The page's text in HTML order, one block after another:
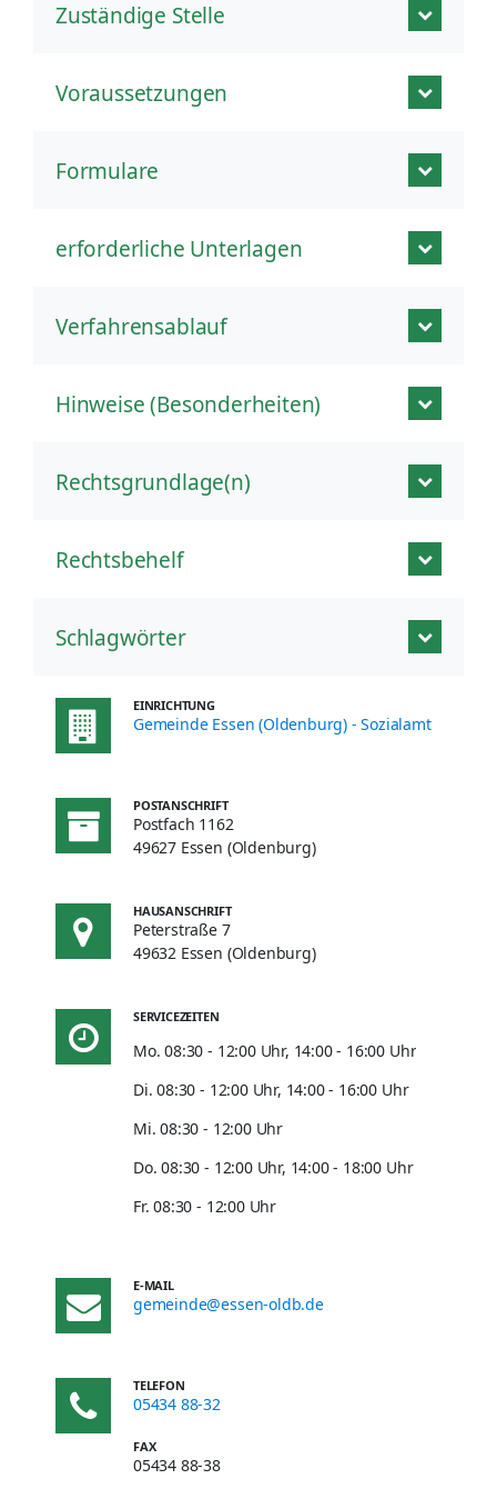
Zuständige Stelle
Voraussetzungen
Formulare
erforderliche Unterlagen
Verfahrensablauf
Hinweise (Besonderheiten)
Rechtsgrundlage(n)
Rechtsbehelf
Schlagwörter
EINRICHTUNG
Gemeinde Essen (Oldenburg) - Sozialamt
POSTANSCHRIFT
Postfach 1162
49627 Essen (Oldenburg)
HAUSANSCHRIFT
Peterstraße 7
49632 Essen (Oldenburg)
SERVICEZEITEN
Mo. 08:30 - 12:00 Uhr, 14:00 - 16:00 Uhr
Di. 08:30 - 12:00 Uhr, 14:00 - 16:00 Uhr
Mi. 08:30 - 12:00 Uhr
Do. 08:30 - 12:00 Uhr, 14:00 - 18:00 Uhr
Fr. 08:30 - 12:00 Uhr
E-MAIL
gemeinde@essen-oldb.de
TELEFON
05434 88-32
FAX
05434 88-38